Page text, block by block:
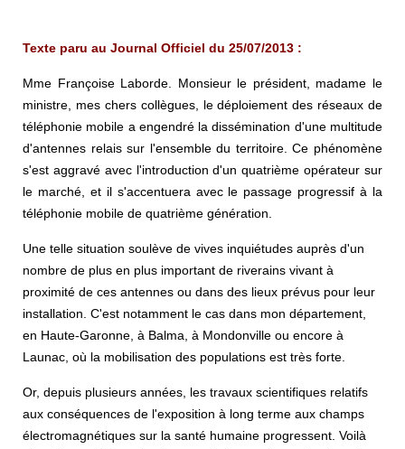
Texte paru au Journal Officiel du 25/07/2013 :
Mme Françoise Laborde. Monsieur le président, madame le
ministre, mes chers collègues, le déploiement des réseaux de
téléphonie mobile a engendré la dissémination d'une multitude
d'antennes relais sur l'ensemble du territoire. Ce phénomène
s'est aggravé avec l'introduction d'un quatrième opérateur sur
le marché, et il s'accentuera avec le passage progressif à la
téléphonie mobile de quatrième génération.
Une telle situation soulève de vives inquiétudes auprès d'un
nombre de plus en plus important de riverains vivant à
proximité de ces antennes ou dans des lieux prévus pour leur
installation. C'est notamment le cas dans mon département,
en Haute-Garonne, à Balma, à Mondonville ou encore à
Launac, où la mobilisation des populations est très forte.
Or, depuis plusieurs années, les travaux scientifiques relatifs
aux conséquences de l'exposition à long terme aux champs
électromagnétiques sur la santé humaine progressent. Voilà